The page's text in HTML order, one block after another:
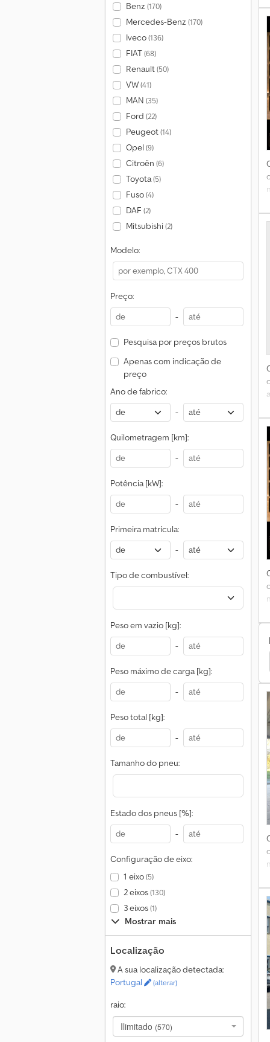
Benz (170)
Mercedes-Benz (170)
Iveco(136)
FIAT(68)
Renault(50)
VW(41)
MAN (35)
Ford (22)
Peugeot(14)
Opel (9)
Citroën (6)
Toyota(5)
Fuso(4)
DAF (2)
Mitsubishi(2)
Modelo:
Preço:
-
Pesquisa por preços brutos
Apenas com indicação de
preço
Ano de fabrico:
-
Quilometragem [km]:
-
Potência [kW]:
-
Primeira matrícula:
-
Tipo de combustível:
Peso em vazio [kg]:
-
Peso máximo de carga [kg]:
-
Peso total [kg]:
-
Tamanho do pneu:
Estado dos pneus [%]:
-
Configuração de eixo:
1 eixo(5)
2 eixos(130)
3 eixos(1)
Mostrar mais
Localização
A sua localização detectada:
Portugal
(alterar)
raio:
Ilimitado (570)